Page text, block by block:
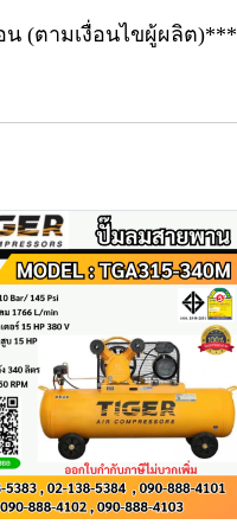
น (ตามเงื่อนไขผู้ผลิต)***